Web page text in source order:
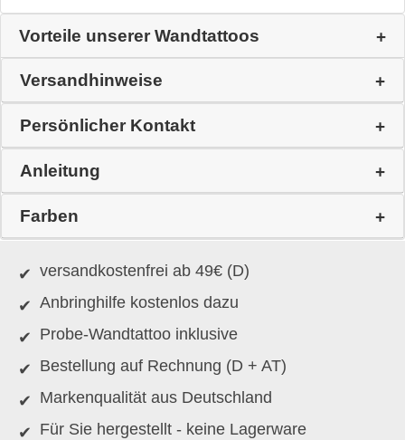
Vorteile unserer Wandtattoos
Versandhinweise
Persönlicher Kontakt
Anleitung
Farben
versandkostenfrei ab 49€ (D)
Anbringhilfe kostenlos dazu
Probe-Wandtattoo inklusive
Bestellung auf Rechnung (D + AT)
Markenqualität aus Deutschland
Für Sie hergestellt - keine Lagerware